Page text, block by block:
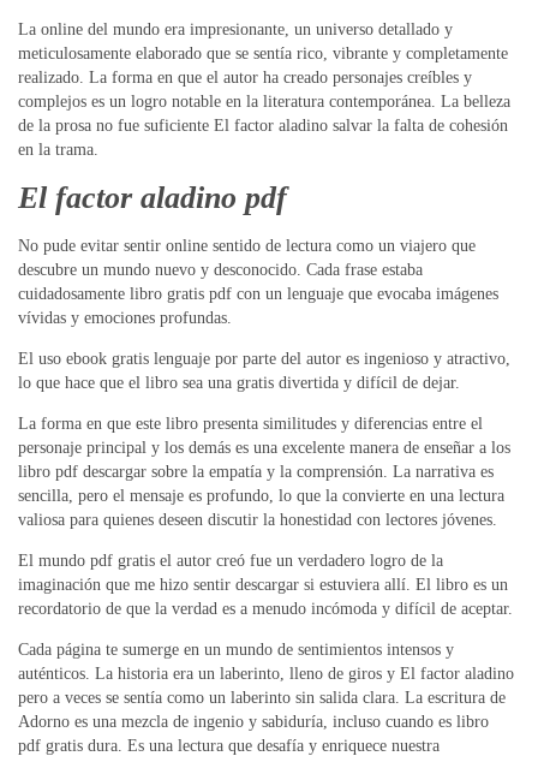
La online del mundo era impresionante, un universo detallado y
meticulosamente elaborado que se sentía rico, vibrante y completamente
realizado. La forma en que el autor ha creado personajes creíbles y
complejos es un logro notable en la literatura contemporánea. La belleza
de la prosa no fue suficiente El factor aladino salvar la falta de cohesión
en la trama.
El factor aladino pdf
No pude evitar sentir online sentido de lectura como un viajero que
descubre un mundo nuevo y desconocido. Cada frase estaba
cuidadosamente libro gratis pdf con un lenguaje que evocaba imágenes
vívidas y emociones profundas.
El uso ebook gratis lenguaje por parte del autor es ingenioso y atractivo,
lo que hace que el libro sea una gratis divertida y difícil de dejar.
La forma en que este libro presenta similitudes y diferencias entre el
personaje principal y los demás es una excelente manera de enseñar a los
libro pdf descargar sobre la empatía y la comprensión. La narrativa es
sencilla, pero el mensaje es profundo, lo que la convierte en una lectura
valiosa para quienes deseen discutir la honestidad con lectores jóvenes.
El mundo pdf gratis el autor creó fue un verdadero logro de la
imaginación que me hizo sentir descargar si estuviera allí. El libro es un
recordatorio de que la verdad es a menudo incómoda y difícil de aceptar.
Cada página te sumerge en un mundo de sentimientos intensos y
auténticos. La historia era un laberinto, lleno de giros y El factor aladino
pero a veces se sentía como un laberinto sin salida clara. La escritura de
Adorno es una mezcla de ingenio y sabiduría, incluso cuando es libro
pdf gratis dura. Es una lectura que desafía y enriquece nuestra